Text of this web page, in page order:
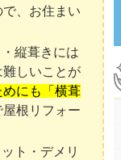
、お住まい
縦葺きには
しいことが
にも「横葺
根リフォー
ト・デメリ